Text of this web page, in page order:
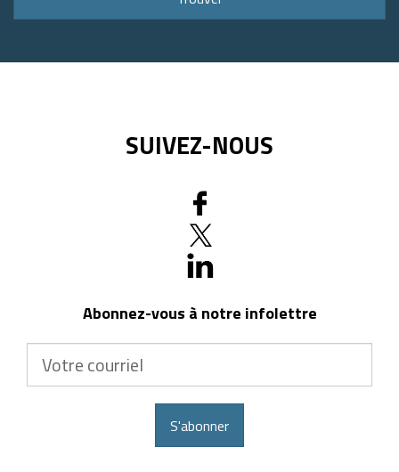
SUIVEZ-NOUS
Abonnez-vous à notre infolettre
S'abonner